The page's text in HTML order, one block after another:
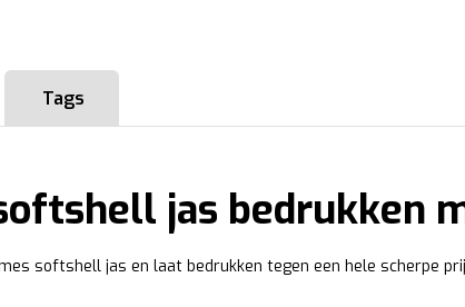
Tags
jas bedrukken
softshell jas en laat bedrukken tegen een hele scherpe